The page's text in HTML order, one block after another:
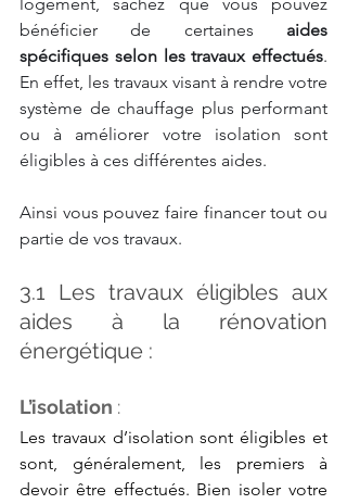
logement, sachez que vous pouvez
bénéficier de certaines aides
spécifiques selon les travaux effectués.
En effet, les travaux visant à rendre votre
système de chauffage plus performant
ou à améliorer votre isolation sont
éligibles à ces différentes aides.
Ainsi vous pouvez faire financer tout ou
partie de vos travaux.
3.1 Les travaux éligibles aux
aides à la rénovation
énergétique :
L’isolation :
Les travaux d’isolation sont éligibles et
sont, généralement, les premiers à
devoir être effectués. Bien isoler votre